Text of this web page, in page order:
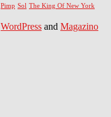
Pimp Sol The King Of New York
WordPress and Magazino